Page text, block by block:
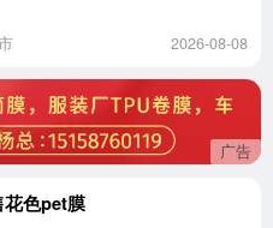
2026-08-08
广告
色pet膜